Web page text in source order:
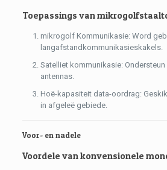
Toepassings van
mikrogolf Kommunikasie: Word
langafstandkommunikasieskakels.
Satelliet kommunikasie:
antennas.
Hoë-kapasiteit data-oordrag:
in afgeleë gebiede.
Voor- en nadele
Voordele van konvensionele